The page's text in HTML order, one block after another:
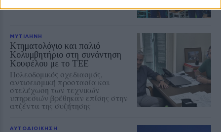
ΜΥΤΙΛΗΝΗ
Κτηματολόγιο και παλιό
Κολυμβητήριο στη συνάντηση
Κουφέλου με το ΤΕΕ
Πολεοδομικός σχεδιασμός,
αντισεισμική προστασία και
στελέχωση των τεχνικών
υπηρεσιών βρέθηκαν επίσης στην
ατζέντα της συζήτησης
ΑΥΤΟΔΙΟΙΚΗΣΗ